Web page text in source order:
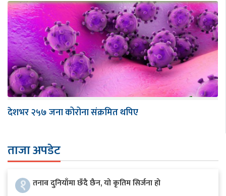
देशभर २५७ जना कोरोना संक्रमित थपिए
ताजा अपडेट
१ तनाव दुनियाँमा छँदै छैन, यो कृतिम सिर्जना हो